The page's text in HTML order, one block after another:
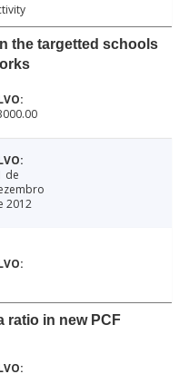
the targetted schools
de
2012
ratio in new PCF